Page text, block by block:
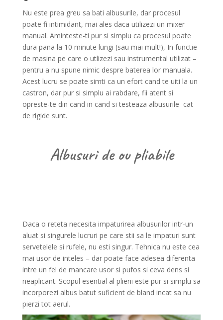
Nu este prea greu sa bati albusurile, dar procesul
poate fi intimidant, mai ales daca utilizezi un mixer
manual. Aminteste-ti pur si simplu ca procesul poate
dura pana la 10 minute lungi (sau mai mult!), In functie
de masina pe care o utlizezi sau instrumental utilizat –
pentru a nu spune nimic despre baterea lor manuala.
Acest lucru se poate simti ca un efort cand te uiti la un
castron, dar pur si simplu ai rabdare, fii atent si
opreste-te din cand in cand si testeaza albusurile cat
de rigide sunt.
Albusuri de ou pliabile
Daca o reteta necesita impaturirea albusurilor intr-un
aluat si singurele lucruri pe care stii sa le impaturi sunt
servetelele si rufele, nu esti singur. Tehnica nu este cea
mai usor de inteles – dar poate face adesea diferenta
intre un fel de mancare usor si pufos si ceva dens si
neaplicant. Scopul esential al plierii este pur si simplu sa
incorporezi albus batut suficient de bland incat sa nu
pierzi tot aerul.